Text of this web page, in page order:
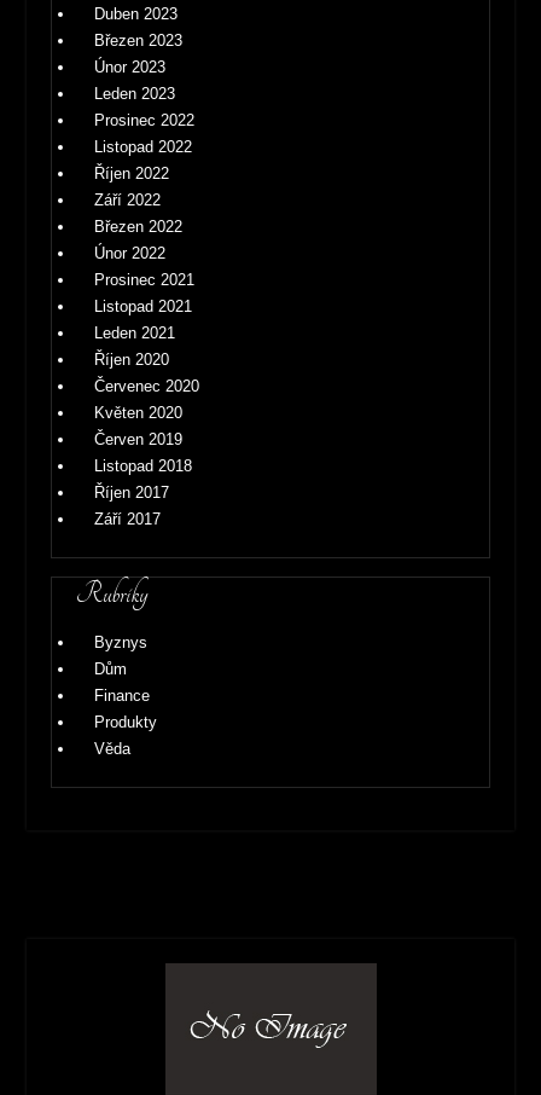
Duben 2023
Březen 2023
Únor 2023
Leden 2023
Prosinec 2022
Listopad 2022
Říjen 2022
Září 2022
Březen 2022
Únor 2022
Prosinec 2021
Listopad 2021
Leden 2021
Říjen 2020
Červenec 2020
Květen 2020
Červen 2019
Listopad 2018
Říjen 2017
Září 2017
Rubriky
Byznys
Dům
Finance
Produkty
Věda